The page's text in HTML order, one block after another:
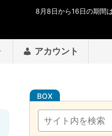
アカウント